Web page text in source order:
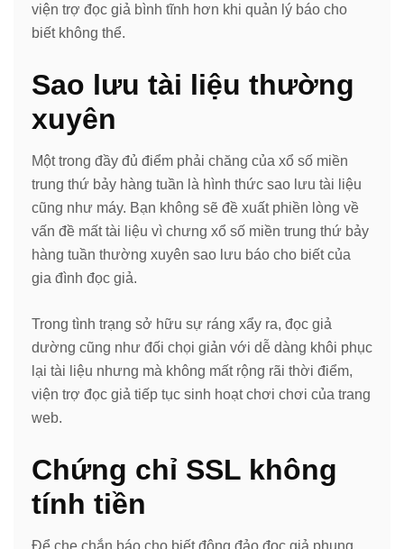
viện trợ đọc giả bình tĩnh hơn khi quản lý báo cho
biết không thể.
Sao lưu tài liệu thường
xuyên
Một trong đầy đủ điểm phải chăng của xổ số miền
trung thứ bảy hàng tuần là hình thức sao lưu tài liệu
cũng như máy. Bạn không sẽ đề xuất phiền lòng về
vấn đề mất tài liệu vì chưng xổ số miền trung thứ bảy
hàng tuần thường xuyên sao lưu báo cho biết của
gia đình đọc giả.
Trong tình trạng sở hữu sự ráng xẩy ra, đọc giả
dường cũng như đối chọi giản với dễ dàng khôi phục
lại tài liệu nhưng mà không mất rộng rãi thời điểm,
viện trợ đọc giả tiếp tục sinh hoạt chơi chơi của trang
web.
Chứng chỉ SSL không
tính tiền
Để che chắn báo cho biết đông đảo đọc giả phung